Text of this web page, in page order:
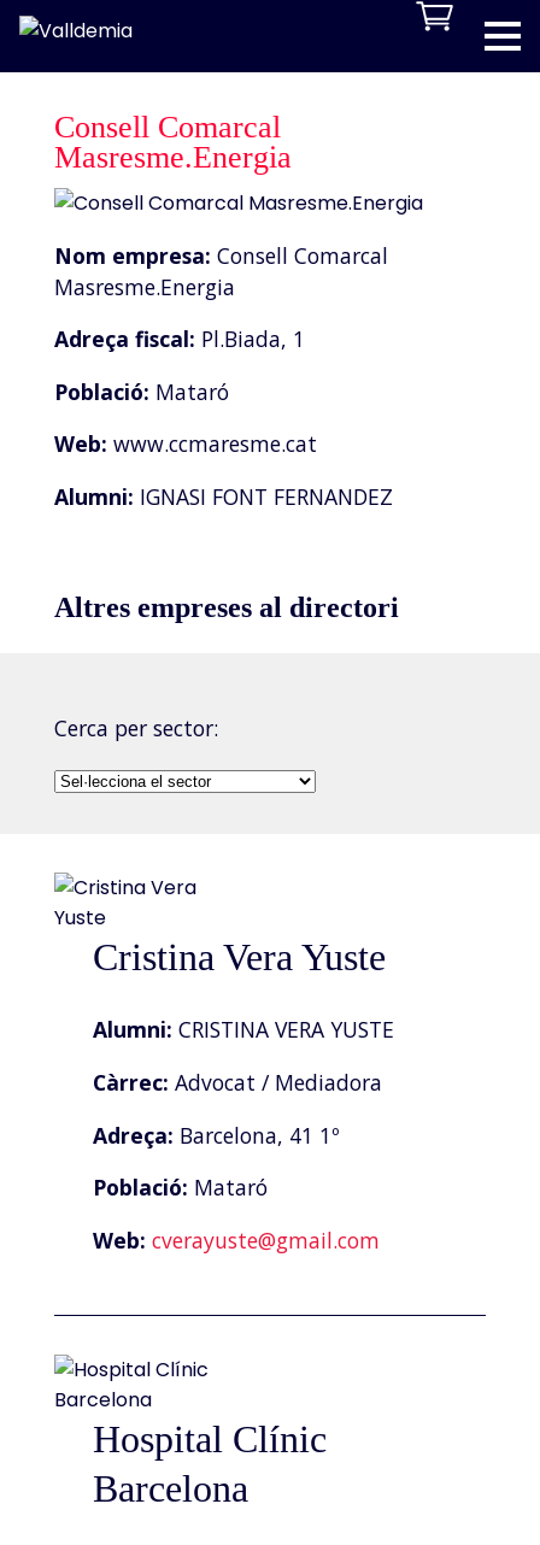
Consell Comarcal
Masresme.Energia
Nom empresa: Consell Comarcal
Masresme.Energia
Adreça fiscal: Pl.Biada, 1
Població: Mataró
Web: www.ccmaresme.cat
Alumni: IGNASI FONT FERNANDEZ
Altres empreses al directori
Cerca per sector:
Cristina Vera Yuste
Alumni: CRISTINA VERA YUSTE
Càrrec: Advocat / Mediadora
Adreça: Barcelona, 41 1º
Població: Mataró
Web: cverayuste@gmail.com
Hospital Clínic
Barcelona